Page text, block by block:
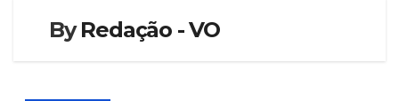
ByRedação - VO